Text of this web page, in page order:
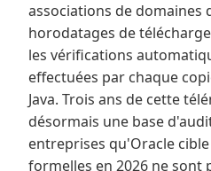
associations de domaines
horodatages de
les vérifications
effectuées par chaque
Java. Trois ans de cette
désormais une base
entreprises qu'Oracle
formelles en 2026 ne sont